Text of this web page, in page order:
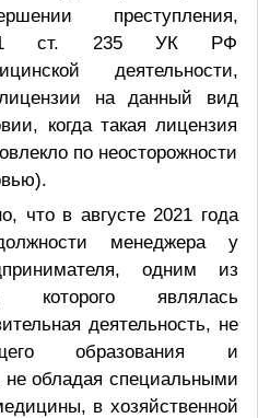
преступления,
ч.1 ст. 235 УК РФ
деятельности,
на данный вид
когда такая лицензия
по неосторожности
что в августе 2021 года
менеджера у
одним из
которого являлась
деятельность, не
образования и
не обладая специальными
в хозяйственной